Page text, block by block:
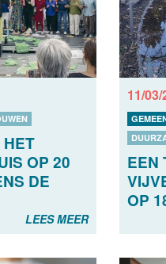
HET
OP 20
DE
LEES MEER
11/
EEN
OP